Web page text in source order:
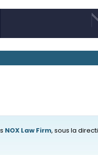
NOX Law Firm, sous la